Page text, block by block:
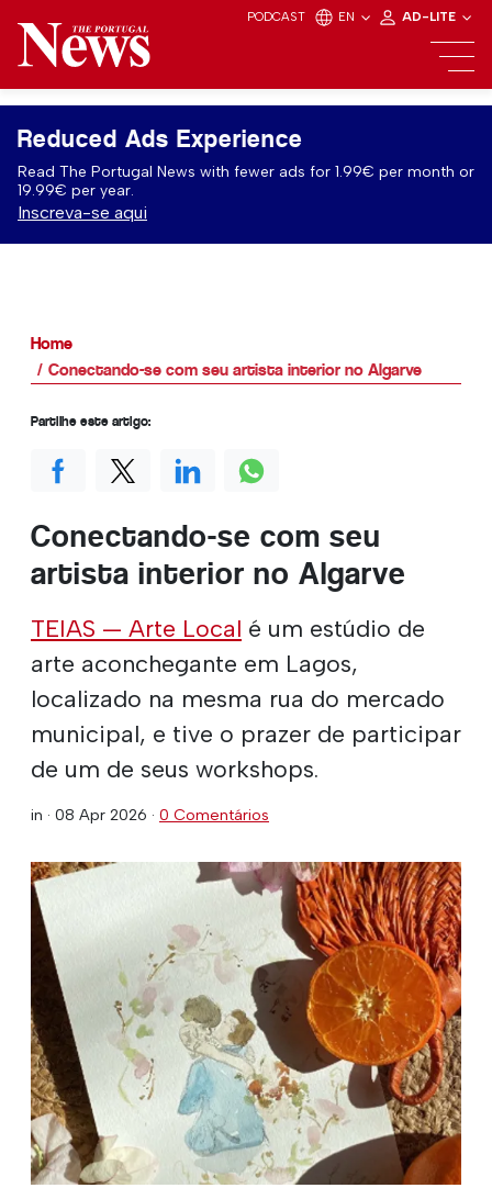
PODCAST EN AD-LITE
Reduced Ads Experience
Read The Portugal News with fewer ads for 1.99€ per month or
19.99€ per year.
Inscreva-se aqui
Home
Conectando-se com seu artista interior no Algarve
Conectando-se com seu
artista interior no Algarve
TEIAS — Arte Local é um estúdio de
arte aconchegante em Lagos,
localizado na mesma rua do mercado
municipal, e tive o prazer de participar
de um de seus workshops.
in · 08 Apr 2026 · 0 Comentários
Partilhe este artigo: